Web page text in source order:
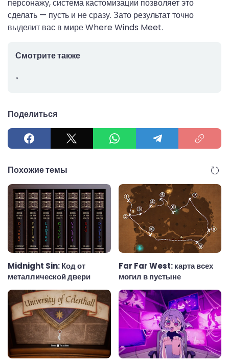
персонажу, система кастомизации позволяет это
сделать — пусть и не сразу. Зато результат точно
выделит вас в мире Where Winds Meet.
Смотрите также
Поделиться
Похожие темы
Midnight Sin: Код от
металлической двери
Far Far West: карта всех
могил в пустыне